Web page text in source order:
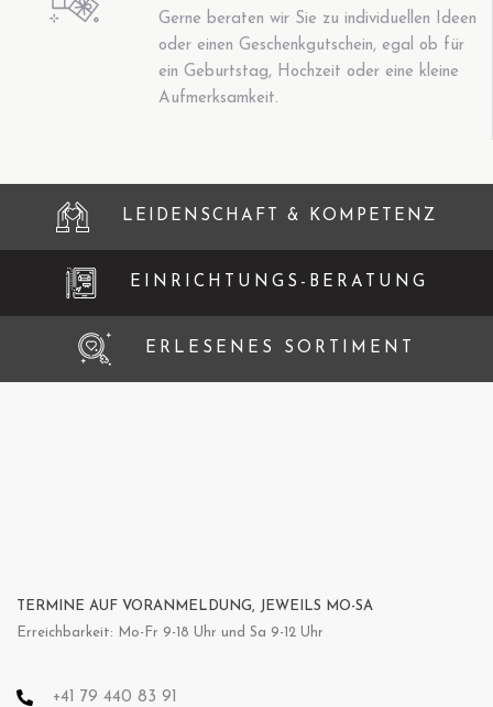
Gerne beraten wir Sie zu individuellen Ideen
oder einen Geschenkgutschein, egal ob für
ein Geburtstag, Hochzeit oder eine kleine
Aufmerksamkeit.
LEIDENSCHAFT & KOMPETENZ
EINRICHTUNGS-BERATUNG
ERLESENES SORTIMENT
TERMINE AUF VORANMELDUNG, JEWEILS MO-SA
Erreichbarkeit: Mo-Fr 9-18 Uhr und Sa 9-12 Uhr
+41 79 440 83 91